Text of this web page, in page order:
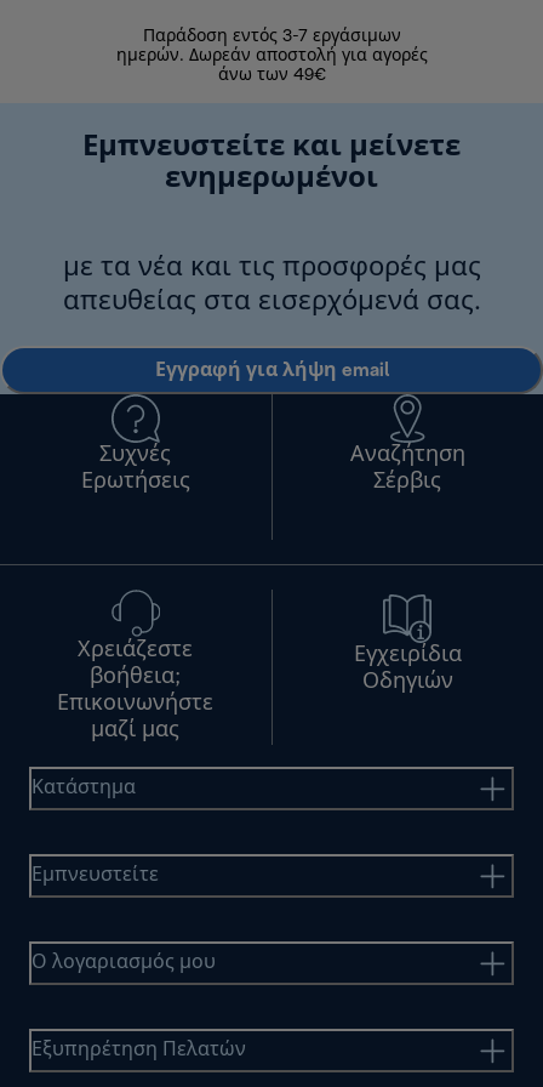
Παράδοση εντός 3-7 εργάσιμων
ημερών. Δωρεάν αποστολή για αγορές
άνω των 49€
Εμπνευστείτε και μείνετε
ενημερωμένοι
με τα νέα και τις προσφορές μας
απευθείας στα εισερχόμενά σας.
Εγγραφή για λήψη email
Συχνές
Ερωτήσεις
Αναζήτηση
Σέρβις
Χρειάζεστε
βοήθεια;
Επικοινωνήστε
μαζί μας
Εγχειρίδια
Οδηγιών
Κατάστημα
Εμπνευστείτε
Ο λογαριασμός μου
Εξυπηρέτηση Πελατών